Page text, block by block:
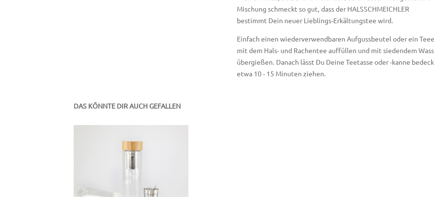
Mischung schmeckt so gut, dass der HALSSCHMEICHLER
bestimmt Dein neuer Lieblings-Erkältungstee wird.
Einfach einen wiederverwendbaren Aufgussbeutel oder ein
mit dem Hals- und Rachentee auffüllen und mit siedendem
übergießen. Danach lässt Du Deine Teetasse oder -kanne
etwa 10 - 15 Minuten ziehen.
DAS KÖNNTE DIR AUCH GEFALLEN